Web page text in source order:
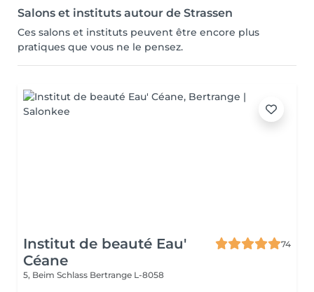
Salons et instituts autour de Strassen
Ces salons et instituts peuvent être encore plus
pratiques que vous ne le pensez.
Institut de beauté Eau'
Céane
74
5, Beim Schlass Bertrange L-8058